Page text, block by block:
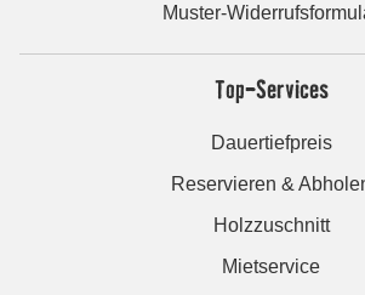
Muster-
Top-Services
Dauertiefpreis
Reservieren &
Holzzuschnitt
Mietservice